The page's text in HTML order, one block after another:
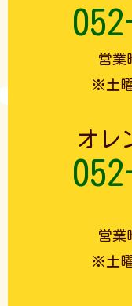
営業
※土
オレ
営業
※土